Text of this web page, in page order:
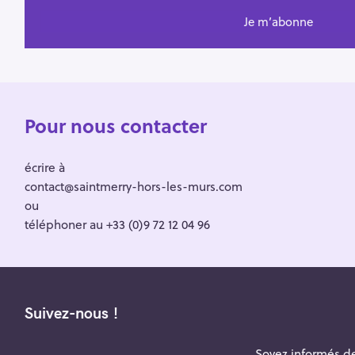
Pour nous contacter
écrire à
contact@saintmerry-hors-les-murs.com
ou
téléphoner au +33 (0)9 72 12 04 96
Suivez-nous !